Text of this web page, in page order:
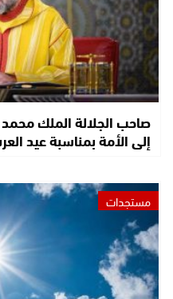
صاحب الجلالة الملك
إلى الأمة بمناسبة عيد
مستجدات